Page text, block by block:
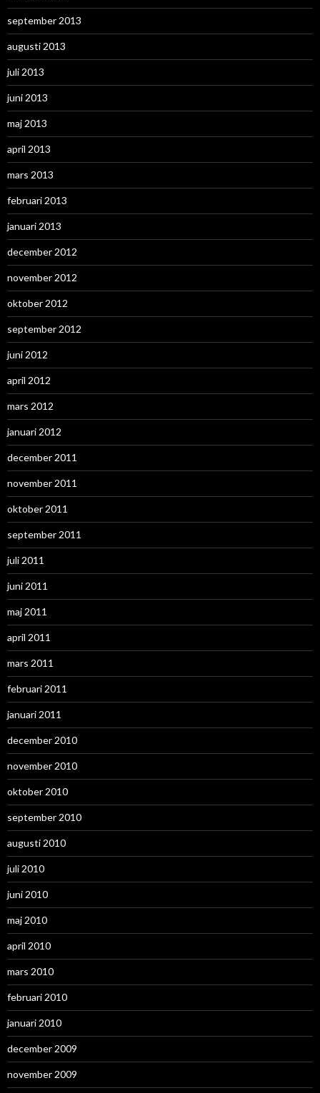
september 2013
augusti 2013
juli 2013
juni 2013
maj 2013
april 2013
mars 2013
februari 2013
januari 2013
december 2012
november 2012
oktober 2012
september 2012
juni 2012
april 2012
mars 2012
januari 2012
december 2011
november 2011
oktober 2011
september 2011
juli 2011
juni 2011
maj 2011
april 2011
mars 2011
februari 2011
januari 2011
december 2010
november 2010
oktober 2010
september 2010
augusti 2010
juli 2010
juni 2010
maj 2010
april 2010
mars 2010
februari 2010
januari 2010
december 2009
november 2009